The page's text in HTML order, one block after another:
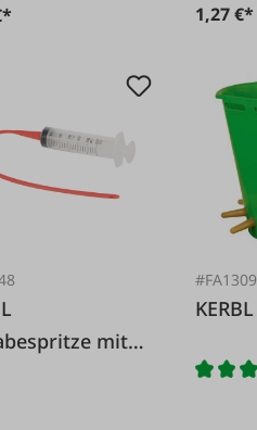
1,27 €*
mit
#FA1309